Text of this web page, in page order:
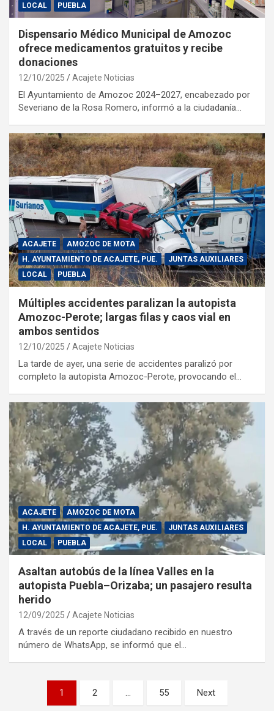
LOCAL
PUEBLA
Dispensario Médico Municipal de Amozoc
ofrece medicamentos gratuitos y recibe
donaciones
12/10/2025 Acajete Noticias
El Ayuntamiento de Amozoc 2024–2027, encabezado por
Severiano de la Rosa Romero, informó a la ciudadanía…
ACAJETE
AMOZOC DE MOTA
H. AYUNTAMIENTO DE ACAJETE, PUE.
JUNTAS AUXILIARES
LOCAL
PUEBLA
Múltiples accidentes paralizan la autopista
Amozoc-Perote; largas filas y caos vial en
ambos sentidos
12/10/2025 Acajete Noticias
La tarde de ayer, una serie de accidentes paralizó por
completo la autopista Amozoc-Perote, provocando el…
ACAJETE
AMOZOC DE MOTA
H. AYUNTAMIENTO DE ACAJETE, PUE.
JUNTAS AUXILIARES
LOCAL
PUEBLA
Asaltan autobús de la línea Valles en la
autopista Puebla–Orizaba; un pasajero resulta
herido
12/09/2025 Acajete Noticias
A través de un reporte ciudadano recibido en nuestro
número de WhatsApp, se informó que el…
Paginación
1 2 … 55 Next